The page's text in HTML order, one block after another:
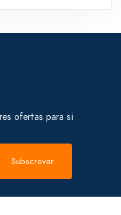
ofertas para si
Subscrever